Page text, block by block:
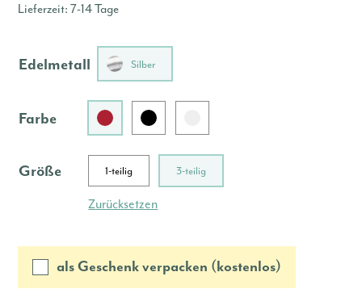
Lieferzeit:7-14 Tage
Edelmetall Silber
Farbe
Größe 1-teilig 3-teilig
Zurücksetzen
als Geschenk verpacken (kostenlos)